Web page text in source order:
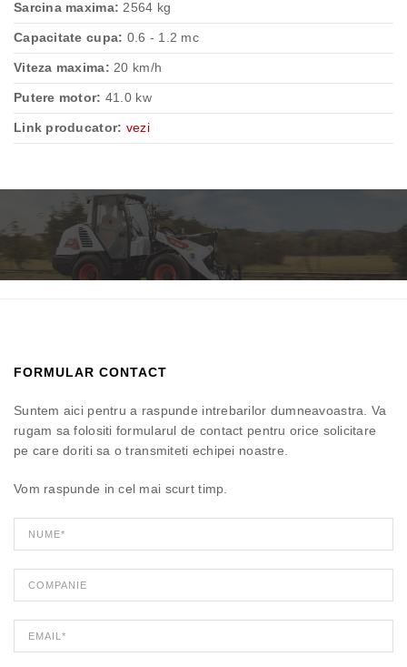
Sarcina maxima: 2564 kg
Capacitate cupa: 0.6 - 1.2 mc
Viteza maxima: 20 km/h
Putere motor: 41.0 kw
Link producator: vezi
FORMULAR CONTACT
Suntem aici pentru a raspunde intrebarilor dumneavoastra. Va
rugam sa folositi formularul de contact pentru orice solicitare
pe care doriti sa o transmiteti echipei noastre.
Vom raspunde in cel mai scurt timp.